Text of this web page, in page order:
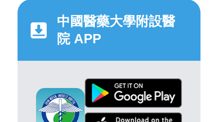
中國醫藥大學附設醫
院 APP